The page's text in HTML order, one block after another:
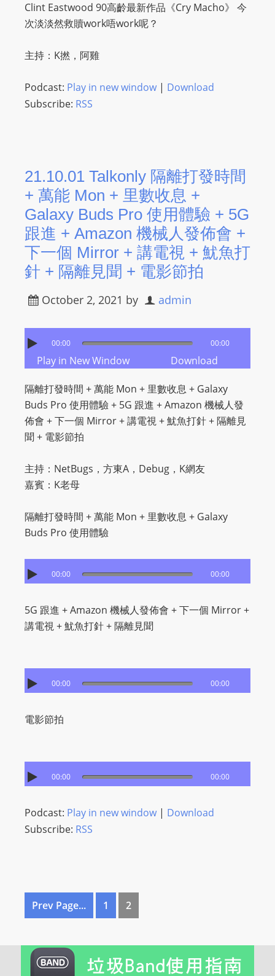
Clint Eastwood 90高齡最新作品《Cry Macho》 今
次淡淡然救贖work唔work呢？
主持：K撚，阿雞
Podcast: Play in new window| Download
Subscribe: RSS
21.10.01 Talkonly 隔離打發時間
+ 萬能 Mon + 里數收息 +
Galaxy Buds Pro 使用體驗 + 5G
跟進 + Amazon 機械人發佈會 +
下一個 Mirror + 講電視 + 魷魚打
針 + 隔離見聞 + 電影節拍
October 2, 2021 by admin
00:00 00:00
Play in New Window Download
隔離打發時間 + 萬能 Mon + 里數收息 + Galaxy
Buds Pro 使用體驗 + 5G 跟進 + Amazon 機械人發
佈會 + 下一個 Mirror + 講電視 + 魷魚打針 + 隔離見
聞 + 電影節拍
主持：NetBugs，方東A，Debug，K網友
嘉賓：K老母
隔離打發時間 + 萬能 Mon + 里數收息 + Galaxy
Buds Pro 使用體驗
00:00 00:00
5G 跟進 + Amazon 機械人發佈會 + 下一個 Mirror +
講電視 + 魷魚打針 + 隔離見聞
00:00 00:00
電影節拍
00:00 00:00
Podcast: Play in new window| Download
Subscribe: RSS
Prev Page... 1 2